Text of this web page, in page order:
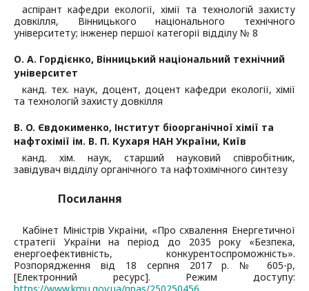
аспірант кафедри екології, хімії та технологій захисту
довкілля, Вінницького національного технічного
університету; інженер першої категорії відділу № 8
О. А. Гордієнко, Вінницький національний технічний
університет
канд. тех. наук, доцент, доцент кафедри екології, хімії
та технологій захисту довкілля
В. O. Євдокименко, Інститут біоорганічної хімії та
нафтохімії ім. В. П. Кухаря НАН України, Київ
канд. хім. наук, старший науковий співробітник,
завідувач відділу органічного та нафтохімічного синтезу
Посилання
Кабінет Міністрів України, «Про схвалення Енергетичної
стратегії України на період до 2035 року «Безпека,
енергоефективність, конкурентоспроможність».
Розпорядження від 18 серпня 2017 р. № 605-р,
[Електронний ресурс]. Режим доступу: